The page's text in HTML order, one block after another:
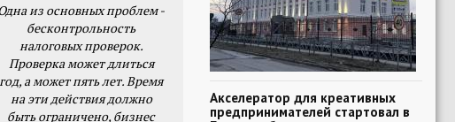
из основных проблем -
бесконтрольность
налоговых проверок.
Проверка может длиться
год, а может пять лет. Время
на эти действия должно
быть ограничено, бизнес
Акселератор для креативных
предпринимателей стартовал в